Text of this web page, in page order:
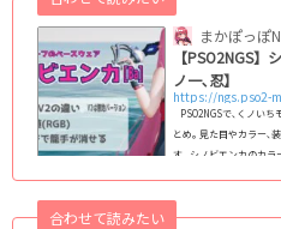
まかぽっぽ
【PSO2NGS
ノ一､忍】
https://ngs.pso2-
PSO2NGSで､くノい
とめ｡ 見た目やカラー､
す｡ シノビエンカのカ
ローバル版名称：
合わせて読みたい